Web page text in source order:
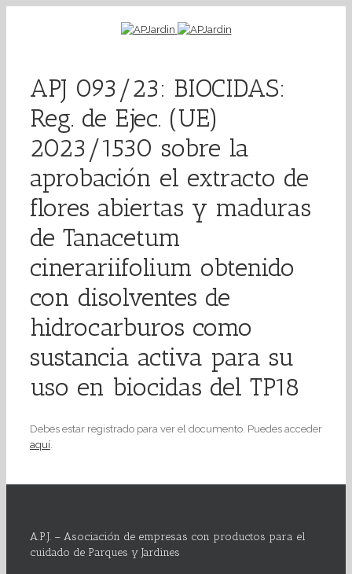
APJ 093/23: BIOCIDAS:
Reg. de Ejec. (UE)
2023/1530 sobre la
aprobación el extracto de
flores abiertas y maduras
de Tanacetum
cinerariifolium obtenido
con disolventes de
hidrocarburos como
sustancia activa para su
uso en biocidas del TP18
Debes estar registrado para ver el documento. Puedes acceder
aquí.
A.P.J. – Asociación de empresas con productos para el
cuidado de Parques y Jardines